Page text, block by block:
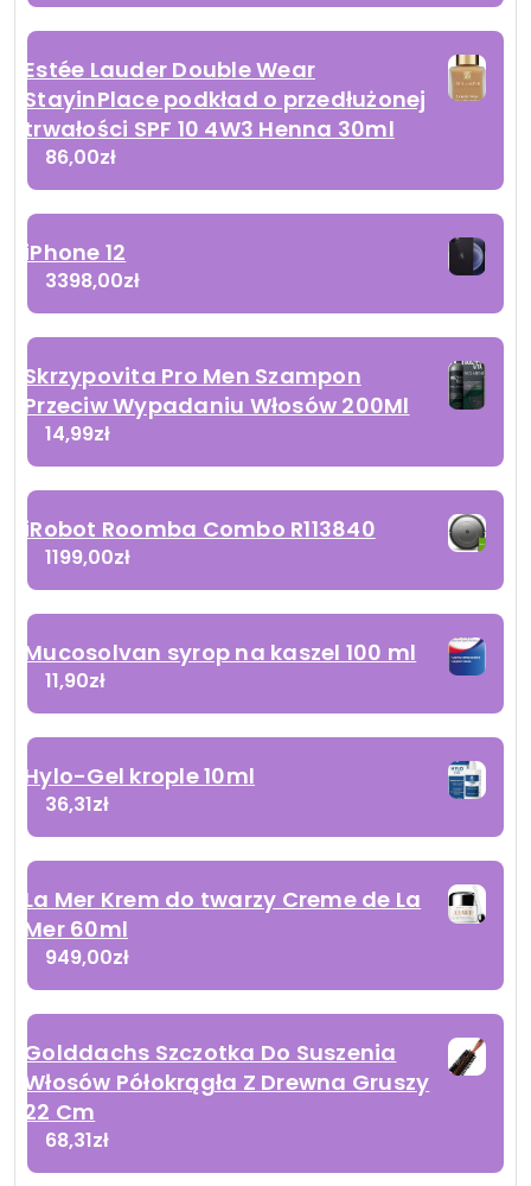
Estée Lauder Double Wear
StayinPlace podkład o przedłużonej
trwałości SPF 10 4W3 Henna 30ml
86,00zł
iPhone 12
3398,00zł
Skrzypovita Pro Men Szampon
Przeciw Wypadaniu Włosów 200Ml
14,99zł
iRobot Roomba Combo R113840
1199,00zł
Mucosolvan syrop na kaszel 100 ml
11,90zł
Hylo-Gel krople 10ml
36,31zł
La Mer Krem do twarzy Creme de La
Mer 60ml
949,00zł
Golddachs Szczotka Do Suszenia
Włosów Półokrągła Z Drewna Gruszy
22 Cm
68,31zł